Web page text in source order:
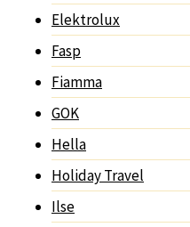
Elektrolux
Fasp
Fiamma
GOK
Hella
Holiday Travel
Ilse